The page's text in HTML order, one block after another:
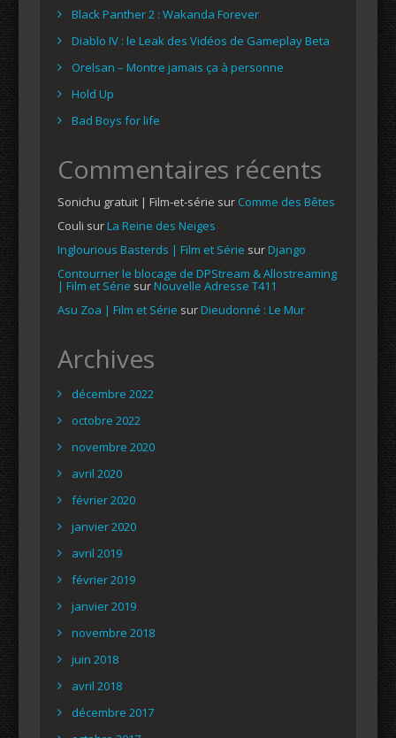
Black Panther 2 : Wakanda Forever
Diablo IV : le Leak des Vidéos de Gameplay Beta
Orelsan – Montre jamais ça à personne
Hold Up
Bad Boys for life
Commentaires récents
Sonichu gratuit | Film-et-série sur Comme des Bêtes
Couli surLa Reine des Neiges
Inglourious Basterds | Film et Série surDjango
Contourner le blocage de DPStream & Allostreaming
| Film et Série surNouvelle Adresse T411
Asu Zoa | Film et Série surDieudonné : Le Mur
Archives
décembre 2022
octobre 2022
novembre 2020
avril 2020
février 2020
janvier 2020
avril 2019
février 2019
janvier 2019
novembre 2018
juin 2018
avril 2018
décembre 2017